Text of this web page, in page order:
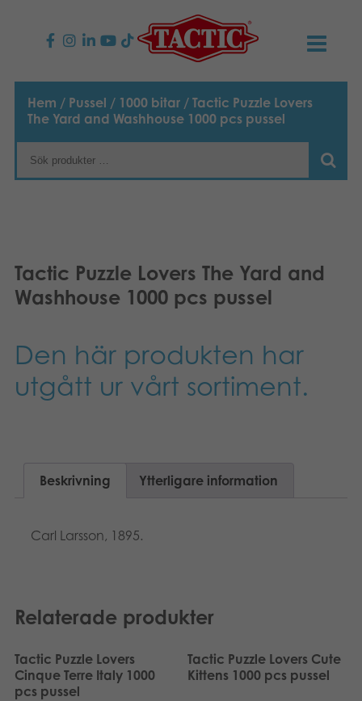
PRODUKTER
Barnspel
Pussel
Böcker
TACTIC
Vår berättelse
Göra en reklamation
Länkar och sidor
Media
Svenska
Suomi
Français
Hem / Pussel / 1000 bitar / Tactic Puzzle Lovers
The Yard and Washhouse 1000 pcs pussel
Tactic Puzzle Lovers The Yard and
Washhouse 1000 pcs pussel
Den här produkten har
utgått ur vårt sortiment.
Beskrivning Ytterligare information
Carl Larsson, 1895.
Relaterade produkter
Tactic Puzzle Lovers
Cinque Terre Italy 1000
pcs pussel
Tactic Puzzle Lovers Cute
Kittens 1000 pcs pussel